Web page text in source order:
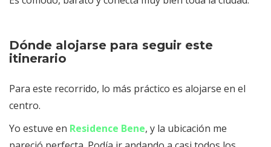
Dónde alojarse para seguir este
itinerario
Para este recorrido, lo más práctico es alojarse en el
centro.
Yo estuve en Residence Bene, y la ubicación me